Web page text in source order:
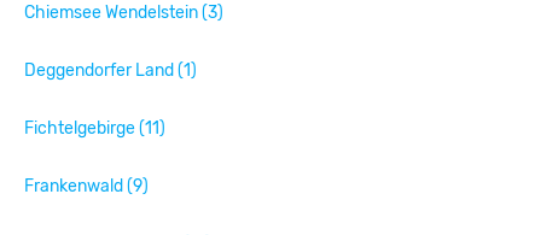
Chiemsee Wendelstein (3)
Deggendorfer Land (1)
Fichtelgebirge (11)
Frankenwald (9)